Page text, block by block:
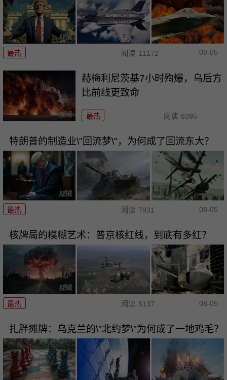
最热 阅读 11172 08-05
赫梅利尼茨基7小时殉爆，乌后方
比前线更致命
最热 阅读 8395
特朗普的制造业\"回流梦\"，为何成了回流东大？
最热 阅读 7931 08-05
核牌局的模糊艺术：普京核红线，到底有多红？
最热 阅读 5137 08-05
扎胖摊牌：乌克兰的\"北约梦\"为何成了一地鸡毛？